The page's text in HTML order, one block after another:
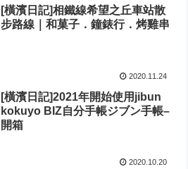
[橫濱日記]相鐵線希望之丘車站散
步路線｜和菓子．鐘錶行．烤雞串
2020.11.24
[橫濱日記]2021年開始使用jibun
kokuyo BIZ自分手帳ジブン手帳–
開箱
2020.10.20